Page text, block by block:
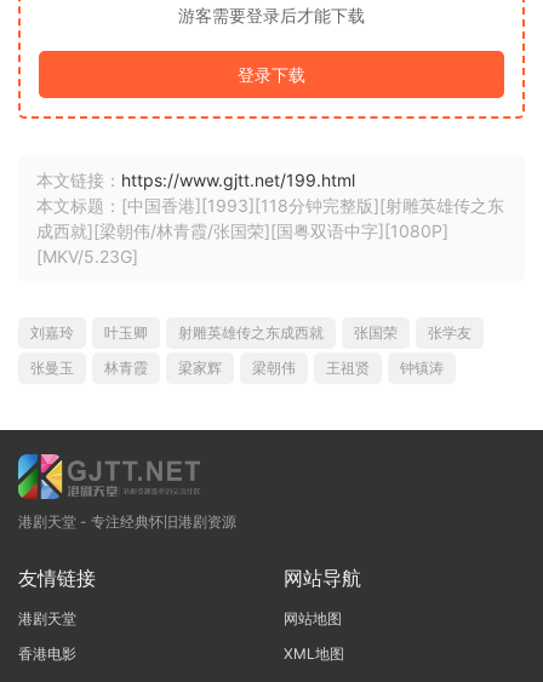
游客需要登录后才能下载
登录下载
本文链接： https://www.gjtt.net/199.html
本文标题：[中国香港][1993][118分钟完整版][射雕英雄传之东
成西就][梁朝伟/林青霞/张国荣][国粤双语中字][1080P]
[MKV/5.23G]
刘嘉玲 叶玉卿 射雕英雄传之东成西就 张国荣
张学友
张曼玉
林青霞 梁家辉 梁朝伟 王祖贤 钟镇涛
港剧天堂 - 专注经典怀旧港剧资源
友情链接
港剧天堂
香港电影
网站导航
网站地图
XML地图